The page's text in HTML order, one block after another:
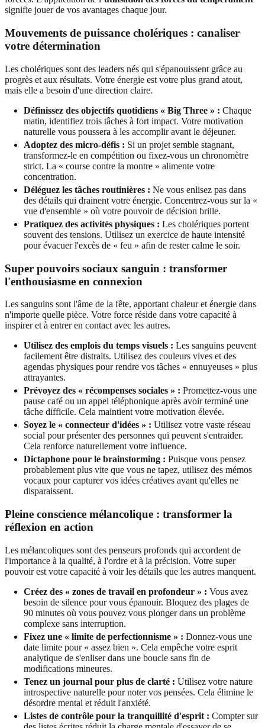
signifie jouer de vos avantages chaque jour.
Mouvements de puissance cholériques : canaliser
votre détermination
Les cholériques sont des leaders nés qui s'épanouissent grâce au
progrès et aux résultats. Votre énergie est votre plus grand atout,
mais elle a besoin d'une direction claire.
Définissez des objectifs quotidiens « Big Three » : Chaque
matin, identifiez trois tâches à fort impact. Votre motivation
naturelle vous poussera à les accomplir avant le déjeuner.
Adoptez des micro-défis : Si un projet semble stagnant,
transformez-le en compétition ou fixez-vous un chronomètre
strict. La « course contre la montre » alimente votre
concentration.
Déléguez les tâches routinières : Ne vous enlisez pas dans
des détails qui drainent votre énergie. Concentrez-vous sur la «
vue d'ensemble » où votre pouvoir de décision brille.
Pratiquez des activités physiques : Les cholériques portent
souvent des tensions. Utilisez un exercice de haute intensité
pour évacuer l'excès de « feu » afin de rester calme le soir.
Super pouvoirs sociaux sanguin : transformer
l'enthousiasme en connexion
Les sanguins sont l'âme de la fête, apportant chaleur et énergie dans
n'importe quelle pièce. Votre force réside dans votre capacité à
inspirer et à entrer en contact avec les autres.
Utilisez des emplois du temps visuels : Les sanguins peuvent
facilement être distraits. Utilisez des couleurs vives et des
agendas physiques pour rendre vos tâches « ennuyeuses » plus
attrayantes.
Prévoyez des « récompenses sociales » : Promettez-vous une
pause café ou un appel téléphonique après avoir terminé une
tâche difficile. Cela maintient votre motivation élevée.
Soyez le « connecteur d'idées » : Utilisez votre vaste réseau
social pour présenter des personnes qui peuvent s'entraider.
Cela renforce naturellement votre influence.
Dictaphone pour le brainstorming : Puisque vous pensez
probablement plus vite que vous ne tapez, utilisez des mémos
vocaux pour capturer vos idées créatives avant qu'elles ne
disparaissent.
Pleine conscience mélancolique : transformer la
réflexion en action
Les mélancoliques sont des penseurs profonds qui accordent de
l'importance à la qualité, à l'ordre et à la précision. Votre super
pouvoir est votre capacité à voir les détails que les autres manquent.
Créez des « zones de travail en profondeur » : Vous avez
besoin de silence pour vous épanouir. Bloquez des plages de
90 minutes où vous pouvez vous plonger dans un problème
complexe sans interruption.
Fixez une « limite de perfectionnisme » : Donnez-vous une
date limite pour « assez bien ». Cela empêche votre esprit
analytique de s'enliser dans une boucle sans fin de
modifications mineures.
Tenez un journal pour plus de clarté : Utilisez votre nature
introspective naturelle pour noter vos pensées. Cela élimine le
désordre mental et réduit l'anxiété.
Listes de contrôle pour la tranquillité d'esprit : Compter sur